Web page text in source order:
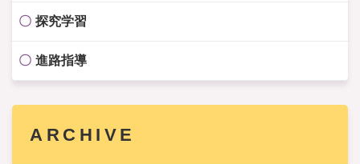
探究学習
進路指導
ARCHIVE